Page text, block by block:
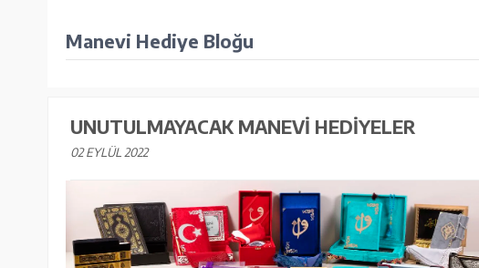
Manevi Hediye Bloğu
UNUTULMAYACAK MANEVI HEDIYELER
02 EYLÜL 2022